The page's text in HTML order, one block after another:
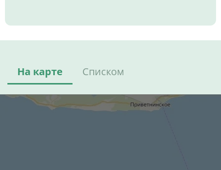
На карте Списком